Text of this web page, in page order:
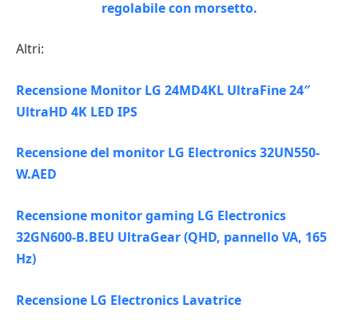
Altri:
Recensione Monitor LG 24MD4KL UltraFine 24″
UltraHD 4K LED IPS
Recensione del monitor LG Electronics 32UN550-
W.AED
Recensione monitor gaming LG Electronics
32GN600-B.BEU UltraGear (QHD, pannello VA, 165
Hz)
Recensione LG Electronics Lavatrice